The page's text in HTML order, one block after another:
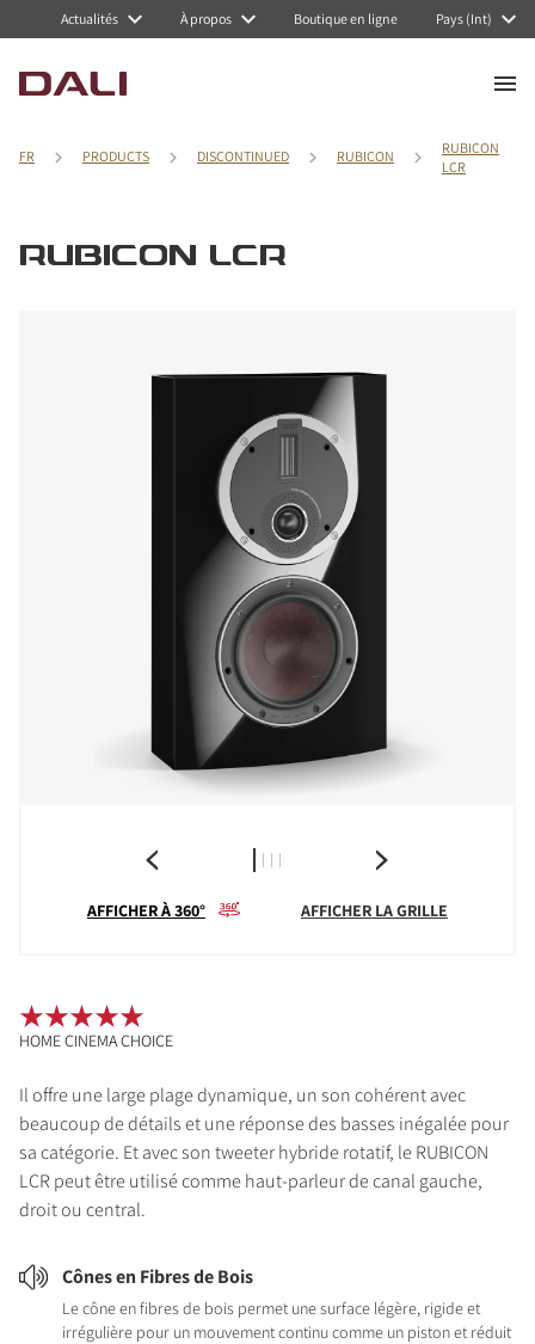
Actualités À propos Boutique en ligne Pays (Int)
FR PRODUCTS DISCONTINUED RUBICON
RUBICON
LCR
RUBICON LCR
AFFICHER À 360° AFFICHER LA GRILLE
Il offre une large plage dynamique, un son cohérent avec
beaucoup de détails et une réponse des basses inégalée pour
sa catégorie. Et avec son tweeter hybride rotatif, le RUBICON
LCR peut être utilisé comme haut-parleur de canal gauche,
droit ou central.
Cônes en Fibres de Bois
Le cône en fibres de bois permet une surface légère, rigide et
irrégulière pour un mouvement continu comme un piston et réduit
HOME CINEMA CHOICE